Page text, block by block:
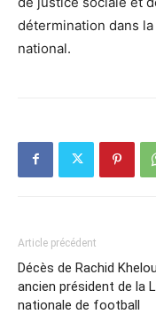
détermination dans
national.
Article précédent
Décès de Rachid
ancien président de la
nationale de football